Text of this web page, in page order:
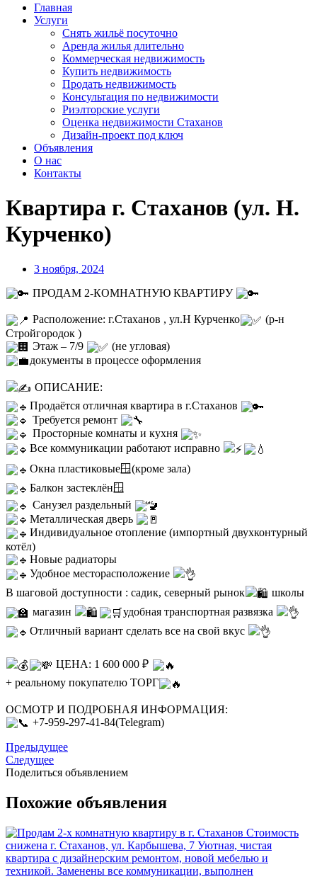
Главная
Услуги
Снять жильё посуточно
Аренда жилья длительно
Коммерческая недвижимость
Купить недвижимость
Продать недвижимость
Консультация по недвижимости
Риэлторские услуги
Оценка недвижимости Стаханов
Дизайн-проект под ключ
Объявления
О нас
Контакты
Квартира г. Стаханов (ул. Н.
Курченко)
3 ноября, 2024
ПРОДАМ 2-КОМНАТНУЮ КВАРТИРУ
Расположение: г.Стаханов , ул.Н Курченко
(р-н
Стройгородок )
Этаж – 7/9
(не угловая)
документы в процессе оформления
ОПИСАНИЕ:
Продаётся отличная квартира в г.Стаханов
Требуется ремонт
Просторные комнаты и кухня
Все коммуникации работают исправно
Окна пластиковые🪟(кроме зала)
Балкон застеклён🪟
Санузел раздельный
Металлическая дверь
Индивидуальное отопление (импортный двухконтурный
котёл)
Новые радиаторы
Удобное месторасположение
В шаговой доступности : садик, северный рынок
школы
магазин
удобная транспортная развязка
Отличный вариант сделать все на свой вкус
ЦЕНА: 1 600 000 ₽
+ реальному покупателю ТОРГ
ОСМОТР И ПОДРОБНАЯ ИНФОРМАЦИЯ:
+7-959-297-41-84(Telegram)
Предыдущее
Следущее
Поделиться объявлением
Похожие объявления